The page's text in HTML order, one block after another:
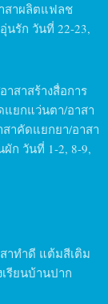
สาผลิตแฟลช
นรัก วันที่ 22-23,
าสาสร้างสื่อการ
ยกแว่นตา/อาสา
าคัดแยกยา/อาสา
ก วันที่ 1-2, 8-9,
าทำดี แต้มสีเติม
รียนบ้านปาก